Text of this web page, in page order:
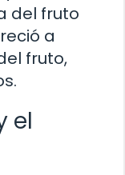
del fruto
a
fruto,
el